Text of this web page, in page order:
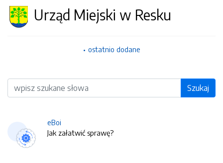
Urząd Miejski w Resku
ostatnio dodane
Wyszukiwarka Szukaj
eBoi
Jak załatwić sprawę?